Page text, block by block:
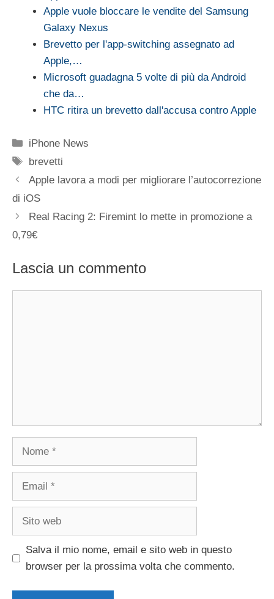
Apple vuole bloccare le vendite del Samsung
Galaxy Nexus
Brevetto per l'app-switching assegnato ad
Apple,…
Microsoft guadagna 5 volte di più da Android
che da…
HTC ritira un brevetto dall'accusa contro Apple
Categorie
iPhone News
Tag
brevetti
Apple lavora a modi per migliorare l’autocorrezione
di iOS
Real Racing 2: Firemint lo mette in promozione a
0,79€
Lascia un commento
Nome
Email
Sito
Salva il mio nome, email e sito web in questo
browser per la prossima volta che commento.